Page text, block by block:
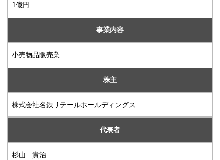
1億円
事業内容
小売物品販売業
株主
株式会社名鉄リテールホールディングス
代表者
杉山 貴治